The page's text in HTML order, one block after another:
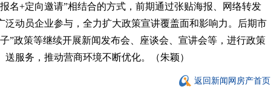
名+定向邀请”相结合的方式，前期通过张贴海报、网络转发
泛动员企业参与，全力扩大政策宣讲覆盖面和影响力。后期市
”政策等继续开展新闻发布会、座谈会、宣讲会等，进行政策
服务，推动营商环境不断优化。（朱颖）
返回新闻网房产首页